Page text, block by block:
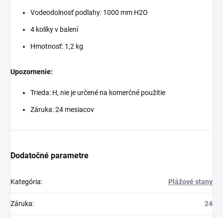
Vodeodolnosť podlahy: 1000 mm H2O
4 kolíky v balení
Hmotnosť: 1,2 kg
Upozornenie:
Trieda: H, nie je určené na komerčné použitie
Záruka: 24 mesiacov
Dodatočné parametre
Kategória: Plážové stany
Záruka: 24